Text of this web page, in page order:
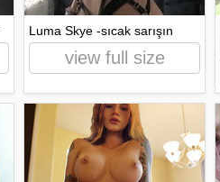
Luma Skye -sıcak sarışın
view full size